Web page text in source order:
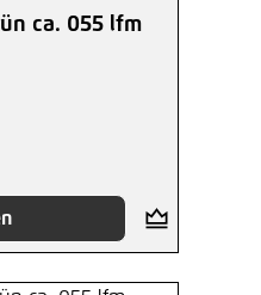
von 5 von 5
ca. 055 lfm